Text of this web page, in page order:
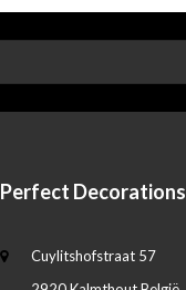
Perfect Decorations
Cuylitshofstraat 57